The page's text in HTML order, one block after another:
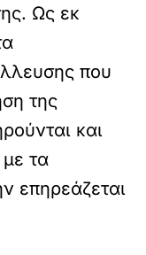
Ως εκ
που
της
και
τα
επηρεάζεται